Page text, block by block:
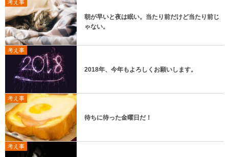
考え事
朝が早いと夜は眠い。当たり前だけど当たり前じ
ゃない。
考え事
2018年、今年もよろしくお願いします。
考え事
待ちに待った金曜日だ！
考え事